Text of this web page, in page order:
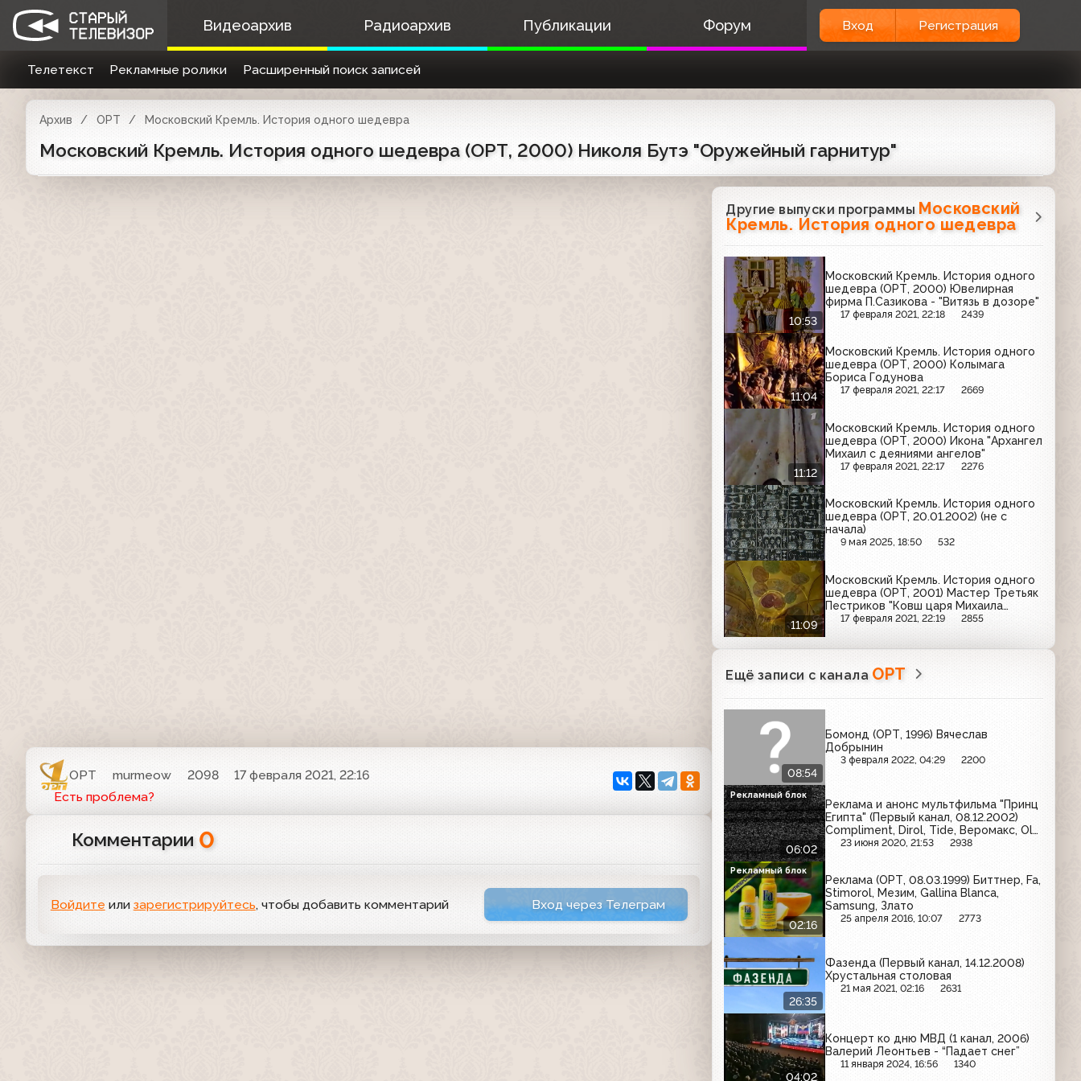
Видеоархив Радиоархив Публикации Форум Вход Регистрация
Телетекст Рекламные ролики Расширенный поиск записей
Архив ОРТ Московский Кремль. История одного шедевра
Московский Кремль. История одного шедевра (ОРТ, 2000) Николя Бутэ "Оружейный гарнитур"
ОРТ murmeow 2098
17 февраля 2021, 22:16
Есть проблема?
Комментарии 0
Войдите или зарегистрируйтесь, чтобы добавить комментарий Вход через Телеграм
Другие выпуски программы Московский
Кремль. История одного шедевра
10:53
Московский Кремль. История одного
шедевра (ОРТ, 2000) Ювелирная
фирма П.Сазикова - "Витязь в дозоре"
17 февраля 2021, 22:18 2439
11:04
Московский Кремль. История одного
шедевра (ОРТ, 2000) Колымага
Бориса Годунова
17 февраля 2021, 22:17 2669
11:12
Московский Кремль. История одного
шедевра (ОРТ, 2000) Икона "Архангел
Михаил с деяниями ангелов"
17 февраля 2021, 22:17 2276
Московский Кремль. История одного
шедевра (ОРТ, 20.01.2002) (не с
начала)
9 мая 2025, 18:50 532
11:09
Московский Кремль. История одного
шедевра (ОРТ, 2001) Мастер Третьяк
Пестриков "Ковш царя Михаила
Федоровича"
17 февраля 2021, 22:19 2855
Ещё записи с канала ОРТ
08:54
Бомонд (ОРТ, 1996) Вячеслав
Добрынин
3 февраля 2022, 04:29 2200
06:02
Реклама и анонс мультфильма "Принц
Египта" (Первый канал, 08.12.2002)
Compliment, Dirol, Tide, Веромакс, Old
Spice, L'Oreal, MaxFactor, Toshiba,
23 июня 2020, 21:53 2938
Рекламный блок
02:16
Реклама (ОРТ, 08.03.1999) Биттнер, Fa,
Stimorol, Мезим, Gallina Blanca,
Samsung, Злато
25 апреля 2016, 10:07 2773
Рекламный блок
26:35
Фазенда (Первый канал, 14.12.2008)
Хрустальная столовая
21 мая 2021, 02:16 2631
04:02
Концерт ко дню МВД (1 канал, 2006)
Валерий Леонтьев - “Падает снег”
11 января 2024, 16:56 1340